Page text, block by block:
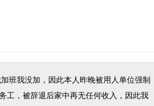
班我没加，因此本人昨晚被用人单位强制
工，被辞退后家中再无任何收入，因此我